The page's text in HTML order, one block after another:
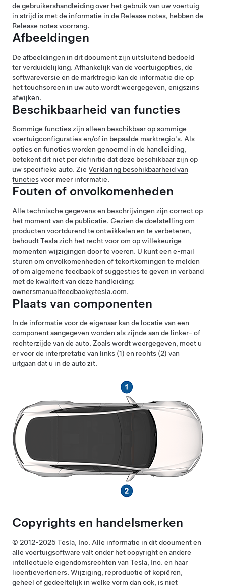
de gebruikershandleiding over het gebruik van uw voertuig
in strijd is met de informatie in de Release notes, hebben de
Release notes voorrang.
Afbeeldingen
De afbeeldingen in dit document zijn uitsluitend bedoeld
ter verduidelijking. Afhankelijk van de voertuigopties, de
softwareversie en de marktregio kan de informatie die op
het touchscreen in uw auto wordt weergegeven, enigszins
afwijken.
Beschikbaarheid van functies
Sommige functies zijn alleen beschikbaar op sommige
voertuigconfiguraties en/of in bepaalde marktregio's. Als
opties en functies worden genoemd in de handleiding,
betekent dit niet per definitie dat deze beschikbaar zijn op
uw specifieke auto. Zie Verklaring beschikbaarheid van
functiesvoor meer informatie.
Fouten of onvolkomenheden
Alle technische gegevens en beschrijvingen zijn correct op
het moment van de publicatie. Gezien de doelstelling om
producten voortdurend te ontwikkelen en te verbeteren,
behoudt Tesla zich het recht voor om op willekeurige
momenten wijzigingen door te voeren. U kunt een e-mail
sturen om onvolkomenheden of tekortkomingen te melden
of om algemene feedback of suggesties te geven in verband
met de kwaliteit van deze handleiding:
ownersmanualfeedback@tesla.com.
Plaats van componenten
In de informatie voor de eigenaar kan de locatie van een
component aangegeven worden als zijnde aan de linker- of
rechterzijde van de auto. Zoals wordt weergegeven, moet u
er voor de interpretatie van links (1) en rechts (2) van
uitgaan dat u in de auto zit.
Copyrights en handelsmerken
© 2012-2025 Tesla, Inc. Alle informatie in dit document en
alle voertuigsoftware valt onder het copyright en andere
intellectuele eigendomsrechten van Tesla, Inc. en haar
licentieverleners. Wijziging, reproductie of kopiëren,
geheel of gedeeltelijk in welke vorm dan ook, is niet